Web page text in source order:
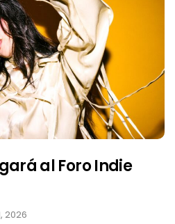
al Foro Indie
2026